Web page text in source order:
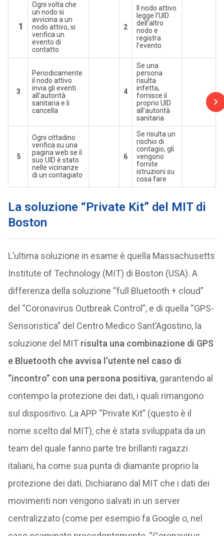
1
Ogni volta che
un nodo si
avvicina a un
nodo attivo, si
verifica un
evento di
contatto
2
Il nodo attivo
legge l’UID
dell’altro
nodo e
registra
l’evento
3
Periodicamente
il nodo attivo
invia gli eventi
all’autorità
sanitaria e li
cancella
4
Se una
persona
risulta
infetta,
fornisce il
proprio UID
all’autorità
sanitaria
5
Ogni cittadino
verifica su una
pagina web se il
suo UID è stato
nelle vicinanze
di un contagiato
6
Se risulta un
rischio di
contagio, gli
vengono
fornite
istruzioni su
cosa fare
La soluzione “Private Kit” del MIT di
Boston
L’ultima soluzione in esame è quella Massachusetts
Institute of Technology (MIT) di Boston (USA). A
differenza della soluzione “full Bluetooth + cloud”
del “Coronavirus Outbreak Control”, e di quella “GPS-
Sensoristica” del Centro Medico Sant’Agostino, la
soluzione del MIT risulta una combinazione di GPS
e Bluetooth che avvisa l’utente nel caso di
“incontro” con una persona positiva, garantendo al
contempo la protezione dei dati, i quali rimangono
sul dispositivo. La APP “Private Kit” (questo è il
nome scelto dal MIT), che è stata sviluppata da un
team del quale fanno parte tre brillanti ragazzi
italiani, ha come sua punta di diamante proprio la
protezione dei dati. Dichiarano dal MIT che i dati dei
movimenti non vengono salvati in un server
centralizzato (come per esempio fa Google o, nel